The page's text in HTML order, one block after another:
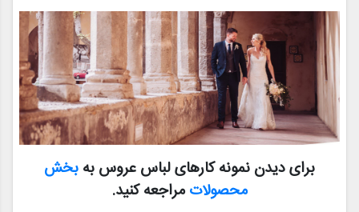
برای دیدن نمونه کارهای لباس عروس به بخش
محصولاتمراجعه کنید.